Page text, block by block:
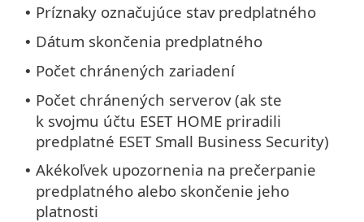
• Príznaky označujúce stav predplatného
• Dátum skončenia predplatného
• Počet chránených zariadení
• Počet chránených serverov (ak ste
k svojmu účtu ESET HOME priradili
predplatné ESET Small Business Security)
• Akékoľvek upozornenia na prečerpanie
predplatného alebo skončenie jeho
platnosti